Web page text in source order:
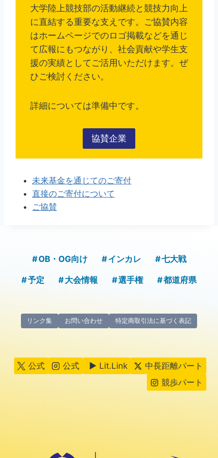
大学陸上競技部の活動継続と競技力向上
に直結する重要な支えです。ご協賛内容
はホームページでのロゴ掲載などを通じ
て広報にもつながり、社会貢献や学生支
援の実績としてご活用いただけます。ぜ
ひご検討ください。
詳細については準備中です。
協賛企業
未来基金を通じてのご寄付
直接のご寄付について
ご協賛
OB・OG向け インカレ 七大戦
予定 大会情報 選手権 都道府県
リンク集 お問い合わせ 特定商取引法に基づく表記
公式 公式 ▶ Lit.Link
中長距離パート
競歩パート